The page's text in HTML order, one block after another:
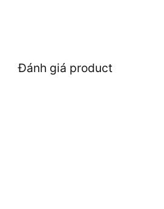
Đánh giá product